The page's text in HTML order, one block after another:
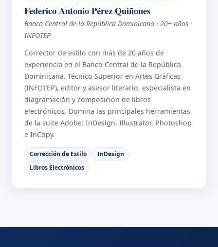
Federico Antonio Pérez Quiñones
Banco Central de la República Dominicana · 20+ años ·
INFOTEP
Corrector de estilo con más de 20 años de
experiencia en el Banco Central de la República
Dominicana. Técnico Superior en Artes Gráficas
(INFOTEP), editor y asesor literario, especialista en
diagramación y composición de libros
electrónicos. Domina las principales herramientas
de la suite Adobe: InDesign, Illustrator, Photoshop
e InCopy.
Corrección de Estilo
InDesign
Libros Electrónicos